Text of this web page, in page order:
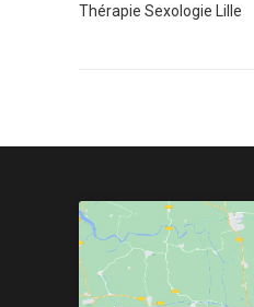
Thérapie Sexologie Lille